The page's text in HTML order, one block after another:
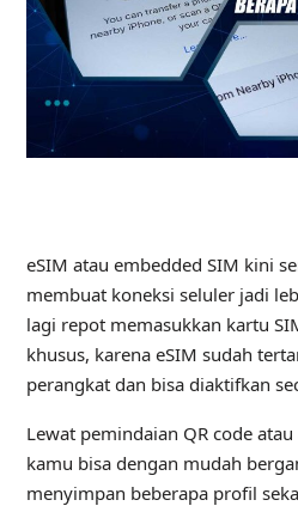
eSIM atau embedded SIM kini
membuat koneksi seluler jadi
lagi repot memasukkan kartu
khusus, karena eSIM sudah
perangkat dan bisa diaktifkan
Lewat pemindaian QR code
kamu bisa dengan mudah
menyimpan beberapa profil